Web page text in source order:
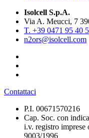
Isolcell S.p.A.
Via A. Meucci, 7
T. +39 0471 95 40
n2ors@isolcell.com
Contattaci
P.I. 00671570216
Cap. Soc. con
i.v. registro imprese
9003/1996